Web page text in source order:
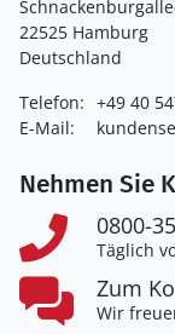
22525 Hamburg
Deutschland
Telefon: +49 40
E-Mail:
Nehmen Sie
0800-
Täglich
Zum
Wir